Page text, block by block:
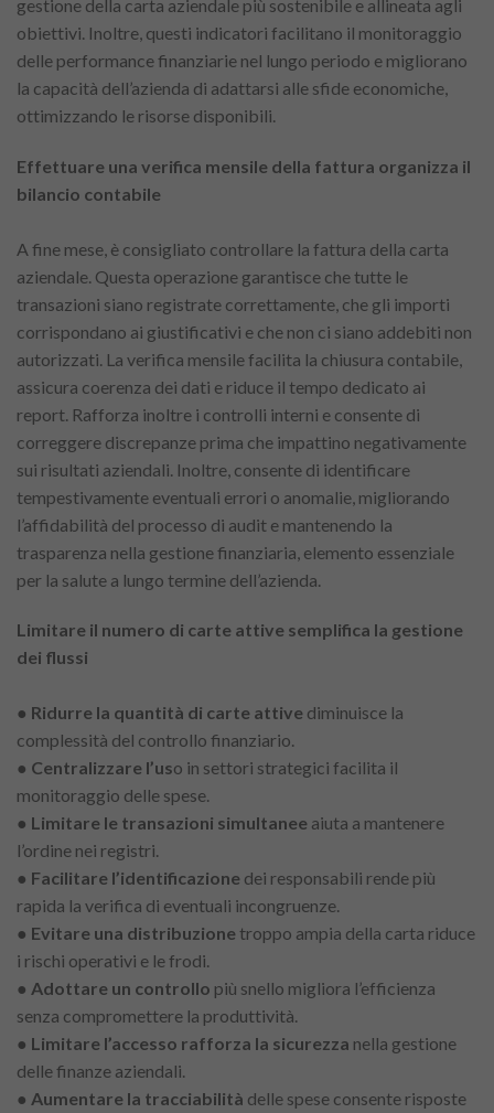
gestione della carta aziendale più sostenibile e allineata agli
obiettivi. Inoltre, questi indicatori facilitano il monitoraggio
delle performance finanziarie nel lungo periodo e migliorano
la capacità dell’azienda di adattarsi alle sfide economiche,
ottimizzando le risorse disponibili.
Effettuare una verifica mensile della fattura organizza il
bilancio contabile
A fine mese, è consigliato controllare la fattura della carta
aziendale. Questa operazione garantisce che tutte le
transazioni siano registrate correttamente, che gli importi
corrispondano ai giustificativi e che non ci siano addebiti non
autorizzati. La verifica mensile facilita la chiusura contabile,
assicura coerenza dei dati e riduce il tempo dedicato ai
report. Rafforza inoltre i controlli interni e consente di
correggere discrepanze prima che impattino negativamente
sui risultati aziendali. Inoltre, consente di identificare
tempestivamente eventuali errori o anomalie, migliorando
l’affidabilità del processo di audit e mantenendo la
trasparenza nella gestione finanziaria, elemento essenziale
per la salute a lungo termine dell’azienda.
Limitare il numero di carte attive semplifica la gestione
dei flussi
● Ridurre la quantità di carte attive diminuisce la
complessità del controllo finanziario.
● Centralizzare l’uso in settori strategici facilita il
monitoraggio delle spese.
● Limitare le transazioni simultanee aiuta a mantenere
l’ordine nei registri.
● Facilitare l’identificazione dei responsabili rende più
rapida la verifica di eventuali incongruenze.
● Evitare una distribuzionetroppo ampia della carta riduce
i rischi operativi e le frodi.
● Adottare un controllo più snello migliora l’efficienza
senza compromettere la produttività.
● Limitare l’accesso rafforza la sicurezza nella gestione
delle finanze aziendali.
● Aumentare la tracciabilità delle spese consente risposte